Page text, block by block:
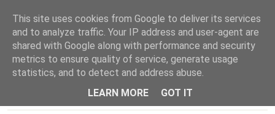
☰ Menu
This site uses cookies from Google to deliver its services
and to analyze traffic. Your IP address and user-agent are
shared with Google along with performance and security
metrics to ensure quality of service, generate usage
statistics, and to detect and address abuse.
LEARN MORE
GOT IT